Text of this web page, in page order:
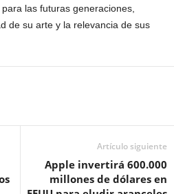
las futuras generaciones,
de su arte y la relevancia de sus
Artículo siguiente
Apple invertirá 600.000
millones de dólares en